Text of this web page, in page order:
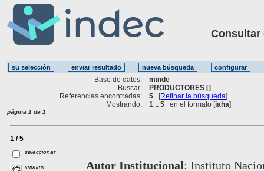
Consultar
Base de datos:
minde
Buscar:
PRODUCTORES []
Referencias encontradas:
5 [Refinar la búsqueda]
Mostrando:
1 .. 5 en el formato [iaha]
página 1 de 1
1 / 5
seleccionar
imprimir Autor Institucional: Instituto